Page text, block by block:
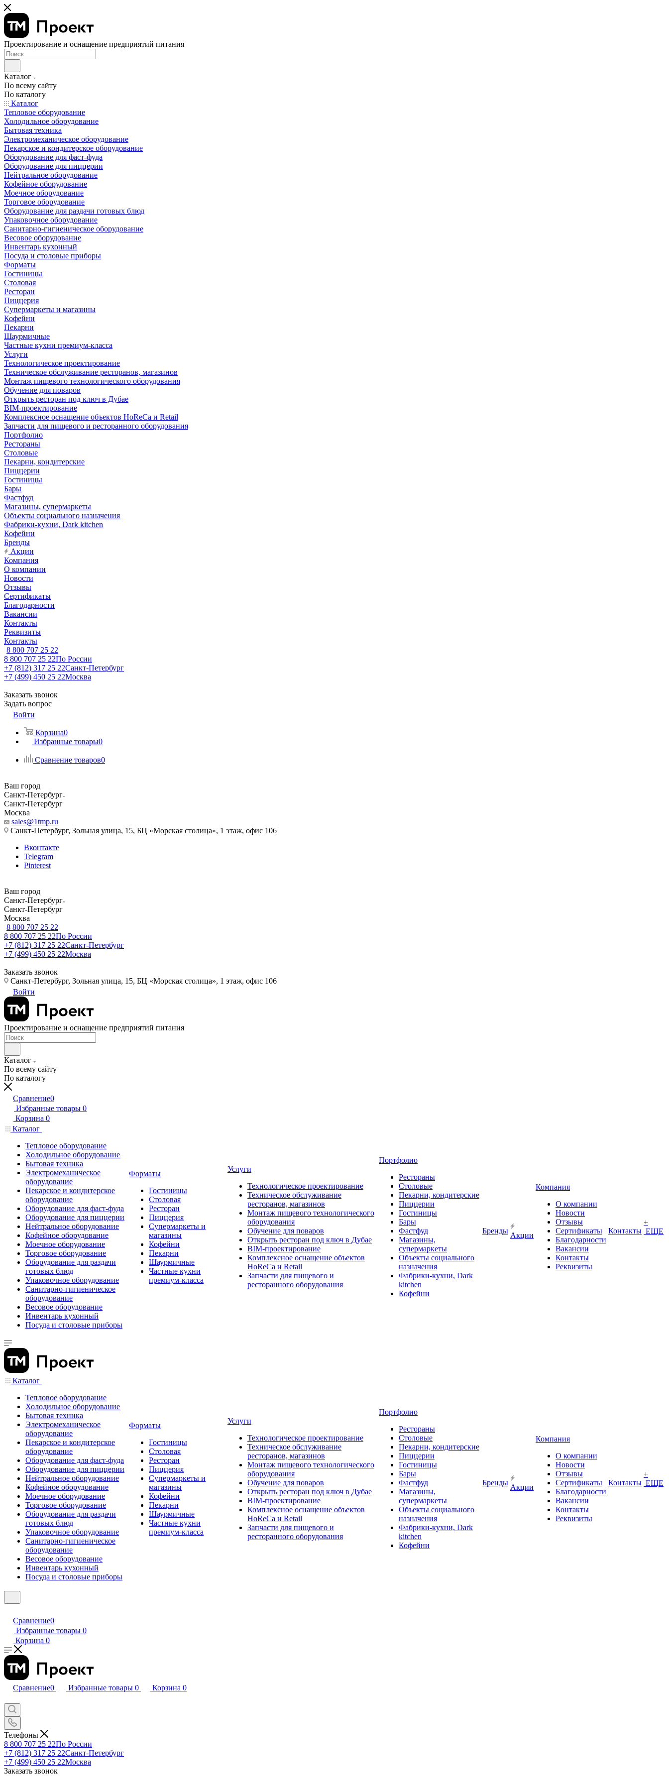
Проектирование и оснащение предприятий питания
Каталог
По всему сайту
По каталогу
Каталог
Тепловое оборудование
Холодильное оборудование
Бытовая техника
Электромеханическое оборудование
Пекарское и кондитерское оборудование
Оборудование для фаст-фуда
Оборудование для пиццерии
Нейтральное оборудование
Кофейное оборудование
Моечное оборудование
Торговое оборудование
Оборудование для раздачи готовых блюд
Упаковочное оборудование
Санитарно-гигиеническое оборудование
Весовое оборудование
Инвентарь кухонный
Посуда и столовые приборы
Форматы
Гостиницы
Столовая
Ресторан
Пиццерия
Супермаркеты и магазины
Кофейни
Пекарни
Шаурмичные
Частные кухни премиум-класса
Услуги
Технологическое проектирование
Техническое обслуживание ресторанов, магазинов
Монтаж пищевого технологического оборудования
Обучение для поваров
Открыть ресторан под ключ в Дубае
BIM-проектирование
Комплексное оснащение объектов HoReCa и Retail
Запчасти для пищевого и ресторанного оборудования
Портфолио
Рестораны
Столовые
Пекарни, кондитерские
Пиццерии
Гостиницы
Бары
Фастфуд
Магазины, супермаркеты
Объекты социального назначения
Фабрики-кухни, Dark kitchen
Кофейни
Бренды
Акции
Компания
О компании
Новости
Отзывы
Сертификаты
Благодарности
Вакансии
Контакты
Реквизиты
Контакты
8 800 707 25 22
8 800 707 25 22По России
+7 (812) 317 25 22Санкт-Петербург
+7 (499) 450 25 22Москва
Заказать звонок
Задать вопрос
Войти
Корзина0
Избранные товары0
Сравнение товаров0
Ваш город
Санкт-Петербург
Санкт-Петербург
Москва
sales@1tmp.ru
Санкт-Петербург, Зольная улица, 15, БЦ «Морская столица», 1 этаж, офис 106
Вконтакте
Telegram
Pinterest
Ваш город
Санкт-Петербург
Санкт-Петербург
Москва
8 800 707 25 22
8 800 707 25 22По России
+7 (812) 317 25 22Санкт-Петербург
+7 (499) 450 25 22Москва
Заказать звонок
Санкт-Петербург, Зольная улица, 15, БЦ «Морская столица», 1 этаж, офис 106
Войти
Проектирование и оснащение предприятий питания
Каталог
По всему сайту
По каталогу
Сравнение0
Избранные товары 0
Корзина 0
Каталог
Тепловое оборудование
Холодильное оборудование
Бытовая техника
Электромеханическое
оборудование
Пекарское и кондитерское
оборудование
Оборудование для фаст-фуда
Оборудование для пиццерии
Нейтральное оборудование
Кофейное оборудование
Моечное оборудование
Торговое оборудование
Оборудование для раздачи
готовых блюд
Упаковочное оборудование
Санитарно-гигиеническое
оборудование
Весовое оборудование
Инвентарь кухонный
Посуда и столовые приборы
Форматы
Гостиницы
Столовая
Ресторан
Пиццерия
Супермаркеты и
магазины
Кофейни
Пекарни
Шаурмичные
Частные кухни
премиум-класса
Услуги
Технологическое проектирование
Техническое обслуживание
ресторанов, магазинов
Монтаж пищевого технологического
оборудования
Обучение для поваров
Открыть ресторан под ключ в Дубае
BIM-проектирование
Комплексное оснащение объектов
HoReCa и Retail
Запчасти для пищевого и
ресторанного оборудования
Портфолио
Рестораны
Столовые
Пекарни, кондитерские
Пиццерии
Гостиницы
Бары
Фастфуд
Магазины,
супермаркеты
Объекты социального
назначения
Фабрики-кухни, Dark
kitchen
Кофейни
Бренды
Акции
Компания
О компании
Новости
Отзывы
Сертификаты
Благодарности
Вакансии
Контакты
Реквизиты
Контакты
+
ЕЩЕ
Каталог
Тепловое оборудование
Холодильное оборудование
Бытовая техника
Электромеханическое
оборудование
Пекарское и кондитерское
оборудование
Оборудование для фаст-фуда
Оборудование для пиццерии
Нейтральное оборудование
Кофейное оборудование
Моечное оборудование
Торговое оборудование
Оборудование для раздачи
готовых блюд
Упаковочное оборудование
Санитарно-гигиеническое
оборудование
Весовое оборудование
Инвентарь кухонный
Посуда и столовые приборы
Форматы
Гостиницы
Столовая
Ресторан
Пиццерия
Супермаркеты и
магазины
Кофейни
Пекарни
Шаурмичные
Частные кухни
премиум-класса
Услуги
Технологическое проектирование
Техническое обслуживание
ресторанов, магазинов
Монтаж пищевого технологического
оборудования
Обучение для поваров
Открыть ресторан под ключ в Дубае
BIM-проектирование
Комплексное оснащение объектов
HoReCa и Retail
Запчасти для пищевого и
ресторанного оборудования
Портфолио
Рестораны
Столовые
Пекарни, кондитерские
Пиццерии
Гостиницы
Бары
Фастфуд
Магазины,
супермаркеты
Объекты социального
назначения
Фабрики-кухни, Dark
kitchen
Кофейни
Бренды
Акции
Компания
О компании
Новости
Отзывы
Сертификаты
Благодарности
Вакансии
Контакты
Реквизиты
Контакты
+
ЕЩЕ
Сравнение0
Избранные товары 0
Корзина 0
Сравнение0 Избранные товары 0 Корзина 0
Телефоны
8 800 707 25 22По России
+7 (812) 317 25 22Санкт-Петербург
+7 (499) 450 25 22Москва
Заказать звонок